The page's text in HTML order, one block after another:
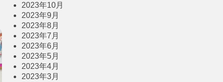
2023年10月
2023年9月
2023年8月
2023年7月
2023年6月
2023年5月
2023年4月
2023年3月